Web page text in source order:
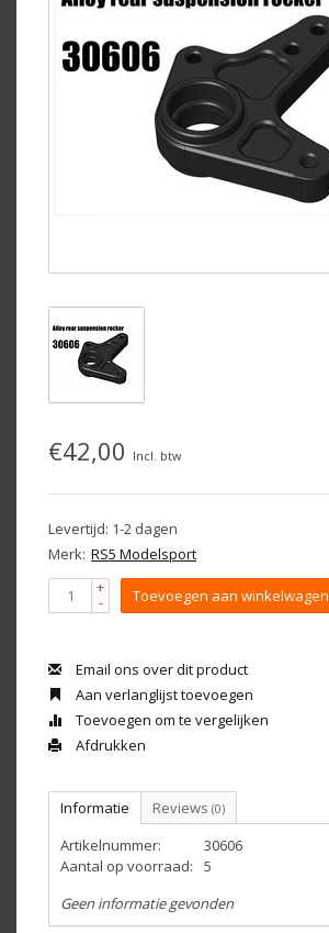
€42,00 Incl. btw
Levertijd: 1-2 dagen
Merk: RS5 Modelsport
+
- Toevoegen aan winkelwagen
Email ons over dit product
Aan verlanglijst toevoegen
Toevoegen om te vergelijken
Afdrukken
Informatie Reviews (0)
Artikelnummer:
30606
Aantal op voorraad:
5
Geen informatie gevonden